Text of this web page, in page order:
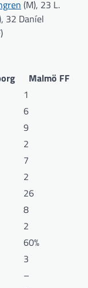
(M), 23 L.
32 Daníel
Malmö FF
1
6
9
2
7
2
26
8
2
60%
3
–